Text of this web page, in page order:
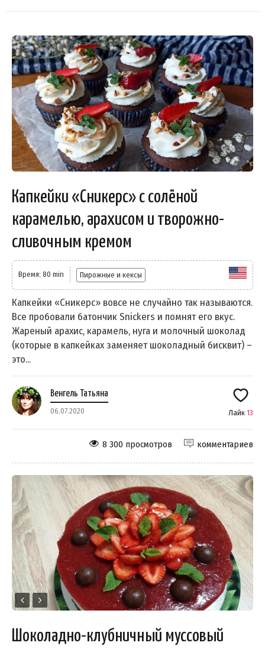
Капкейки «Сникерс» с солёной
карамелью, арахисом и творожно-
сливочным кремом
Время: 80 min Пирожные и кексы
Капкейки «Сникерс» вовсе не случайно так называются.
Все пробовали батончик Snickers и помнят его вкус.
Жареный арахис, карамель, нуга и молочный шоколад
(которые в капкейках заменяет шоколадный бисквит) –
это...
Венгель Татьяна
06.07.2020 Лайк 13
комментариев
8 300 просмотров
Шоколадно-клубничный муссовый